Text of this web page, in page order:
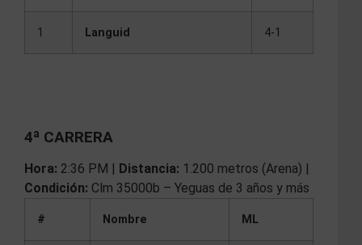
1 Languid 4-1
4ª CARRERA
Hora: 2:36 PM | Distancia: 1.200 metros (Arena) |
Condición: Clm 35000b – Yeguas de 3 años y más
# Nombre ML